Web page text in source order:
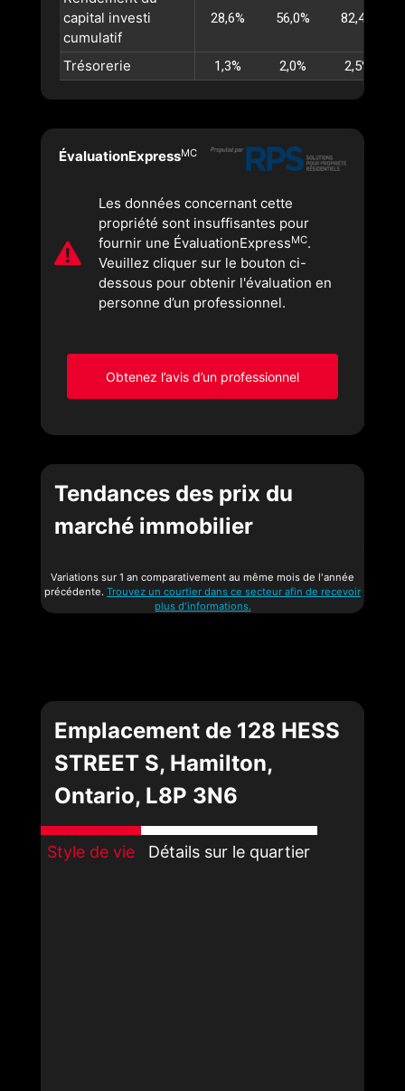
capital investi
cumulatif
28,6% 56,0% 82,4%
Trésorerie 1,3% 2,0% 2,5%
ÉvaluationExpressMC
Les données concernant cette
propriété sont insuffisantes pour
fournir une ÉvaluationExpressMC.
Veuillez cliquer sur le bouton ci-
dessous pour obtenir l'évaluation en
personne d’un professionnel.
Obtenez l’avis d’un professionnel
Tendances des prix du
marché immobilier
Variations sur 1 an comparativement au même mois de l'année
précédente. Trouvez un courtier dans ce secteur afin de recevoir
plus d'informations.
Emplacement de 128 HESS
STREET S, Hamilton,
Ontario, L8P 3N6
Style de vie Détails sur le quartier